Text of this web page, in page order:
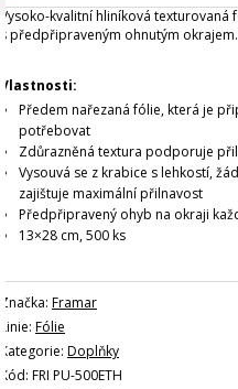
Vysoko-kvalitní hliníková texturovaná
s předpřipraveným ohnutým okrajem.
Vlastnosti:
Předem nařezaná fólie, která je
potřebovat
Zdůrazněná textura podporuje
Vysouvá se z krabice s lehkostí,
zajištuje maximální přilnavost
Předpřipravený ohyb na okraji
13×28 cm, 500 ks
Značka: Framar
Linie: Fólie
Kategorie: Doplňky
Kód: FRI PU-500ETH